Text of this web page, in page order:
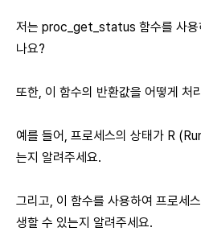
저는 proc_get_status 함수를 사용
나요?
또한, 이 함수의 반환값을 어떻게 처
예를 들어, 프로세스의 상태가 R
는지 알려주세요.
그리고, 이 함수를 사용하여 프로세
생할 수 있는지 알려주세요.